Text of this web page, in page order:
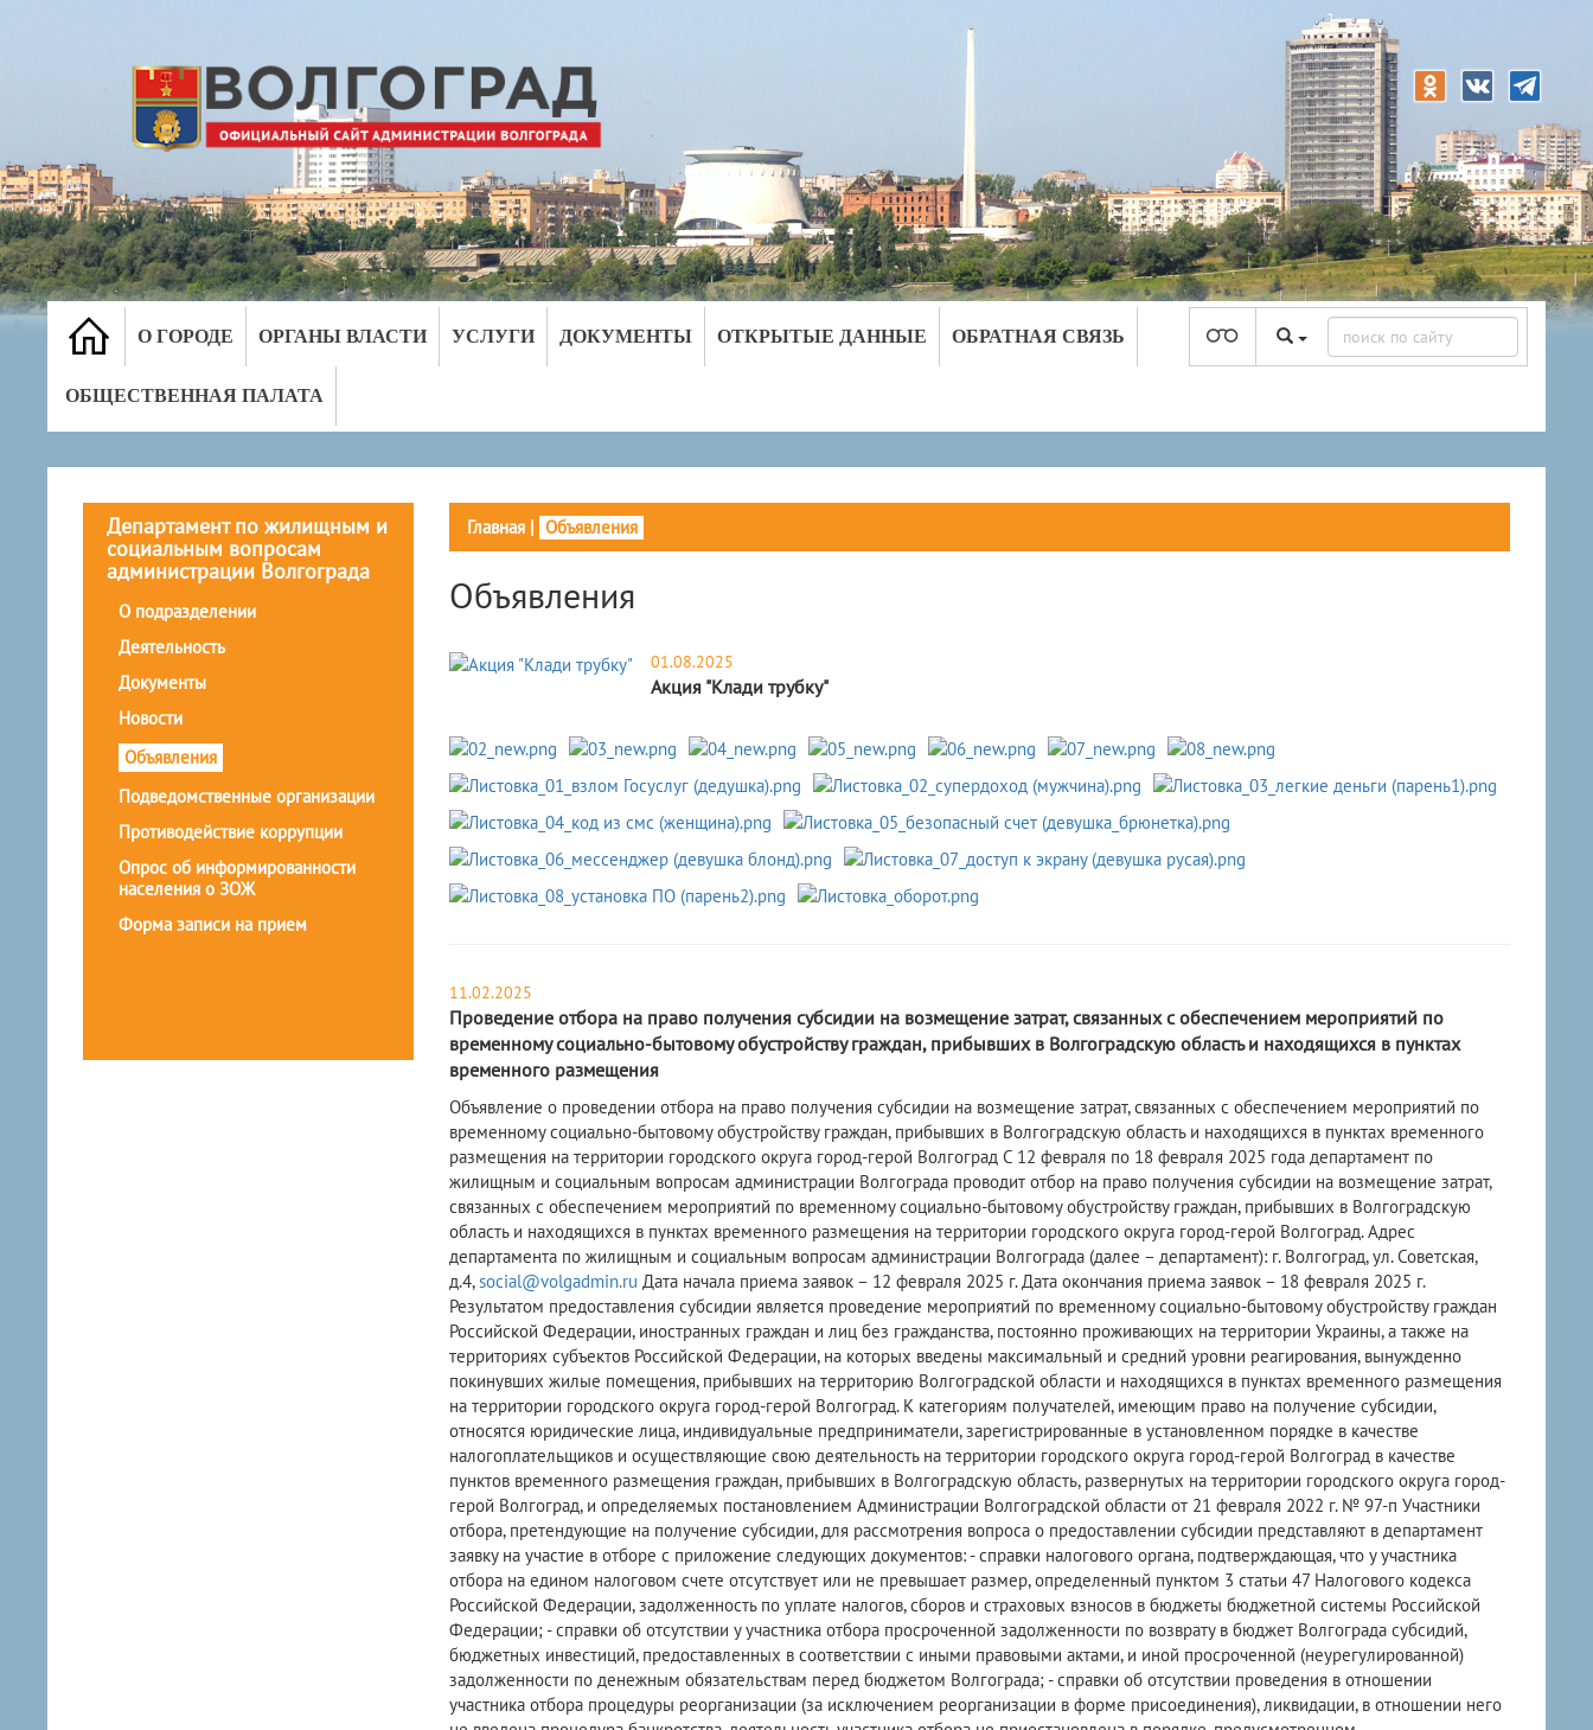
О ГОРОДЕ ОРГАНЫ ВЛАСТИ УСЛУГИ ДОКУМЕНТЫ ОТКРЫТЫЕ ДАННЫЕ ОБРАТНАЯ СВЯЗЬ
ОБЩЕСТВЕННАЯ ПАЛАТА
Департамент по жилищным и
социальным вопросам
администрации Волгограда
О подразделении
Деятельность
Документы
Новости
Объявления
Подведомственные организации
Противодействие коррупции
Опрос об информированности
населения о ЗОЖ
Форма записи на прием
Главная| Объявления
Объявления
01.08.2025
Акция "Клади трубку"
11.02.2025
Проведение отбора на право получения субсидии на возмещение затрат, связанных с обеспечением мероприятий по
временному социально-бытовому обустройству граждан, прибывших в Волгоградскую область и находящихся в пунктах
временного размещения
​Объявление о проведении отбора на право получения субсидии на возмещение затрат, связанных с обеспечением мероприятий по
временному социально-бытовому обустройству граждан, прибывших в Волгоградскую область и находящихся в пунктах временного
размещения на территории городского округа город-герой Волгоград С 12 февраля по 18 февраля 2025 года департамент по
жилищным и социальным вопросам администрации Волгограда проводит отбор на право получения субсидии на возмещение затрат,
связанных с обеспечением мероприятий по временному социально-бытовому обустройству граждан, прибывших в Волгоградскую
область и находящихся в пунктах временного размещения на территории городского округа город-герой Волгоград. Адрес
департамента по жилищным и социальным вопросам администрации Волгограда (далее – департамент): г. Волгоград, ул. Советская,
д.4,social@volgadmin.ru Дата начала приема заявок – 12 февраля 2025 г. Дата окончания приема заявок – 18 февраля 2025 г.
Результатом предоставления субсидии является проведение мероприятий по временному социально-бытовому обустройству граждан
Российской Федерации, иностранных граждан и лиц без гражданства, постоянно проживающих на территории Украины, а также на
территориях субъектов Российской Федерации, на которых введены максимальный и средний уровни реагирования, вынужденно
покинувших жилые помещения, прибывших на территорию Волгоградской области и находящихся в пунктах временного размещения
на территории городского округа город-герой Волгоград. К категориям получателей, имеющим право на получение субсидии,
относятся юридические лица, индивидуальные предприниматели, зарегистрированные в установленном порядке в качестве
налогоплательщиков и осуществляющие свою деятельность на территории городского округа город-герой Волгоград в качестве
пунктов временного размещения граждан, прибывших в Волгоградскую область, развернутых на территории городского округа город-
герой Волгоград, и определяемых постановлением Администрации Волгоградской области от 21 февраля 2022 г. № 97-п Участники
отбора, претендующие на получение субсидии, для рассмотрения вопроса о предоставлении субсидии представляют в департамент
заявку на участие в отборе с приложение следующих документов: - справки налогового органа, подтверждающая, что у участника
отбора на едином налоговом счете отсутствует или не превышает размер, определенный пунктом 3 статьи 47 Налогового кодекса
Российской Федерации, задолженность по уплате налогов, сборов и страховых взносов в бюджеты бюджетной системы Российской
Федерации; - справки об отсутствии у участника отбора просроченной задолженности по возврату в бюджет Волгограда субсидий,
бюджетных инвестиций, предоставленных в соответствии с иными правовыми актами, и иной просроченной (неурегулированной)
задолженности по денежным обязательствам перед бюджетом Волгограда; - справки об отсутствии проведения в отношении
участника отбора процедуры реорганизации (за исключением реорганизации в форме присоединения), ликвидации, в отношении него